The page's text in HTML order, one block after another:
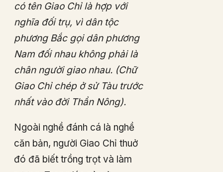
có tên Giao Chỉ là hợp với
nghĩa đối trụ, vì dân tộc
phương Bắc gọi dân phương
Nam đối nhau không phải là
chân người giao nhau. (Chữ
Giao Chỉ chép ở sử Tàu trước
nhất vào đời Thần Nông).
Ngoài nghề đánh cá là nghề
căn bản, người Giao Chỉ thuở
đó đã biết trồng trọt và làm